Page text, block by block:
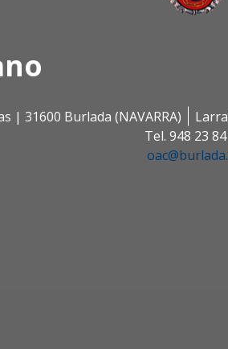
| 31600 Burlada (NAVARRA)
Tel. 948 23